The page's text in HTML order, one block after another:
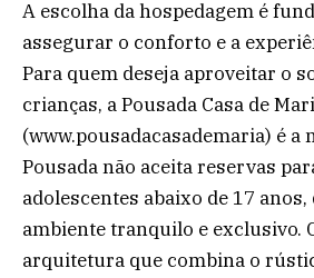
A escolha da hospedagem é
assegurar o conforto e a
Para quem deseja aproveitar o
crianças, a Pousada Casa de
(www.pousadacasademaria) é a
Pousada não aceita reservas
adolescentes abaixo de 17
ambiente tranquilo e exclusivo.
arquitetura que combina o